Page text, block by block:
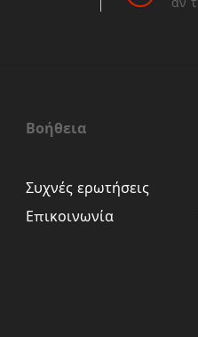
Βοήθεια
Συχνές ερωτήσεις
Επικοινωνία